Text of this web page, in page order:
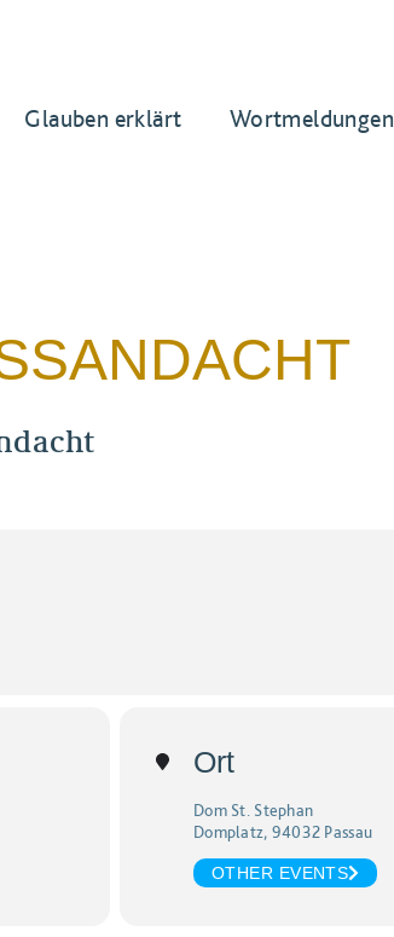
Glauben erklärt Wortmeldungen
Ort
Dom St. Stephan
Domplatz, 94032 Passau
OTHER EVENTS